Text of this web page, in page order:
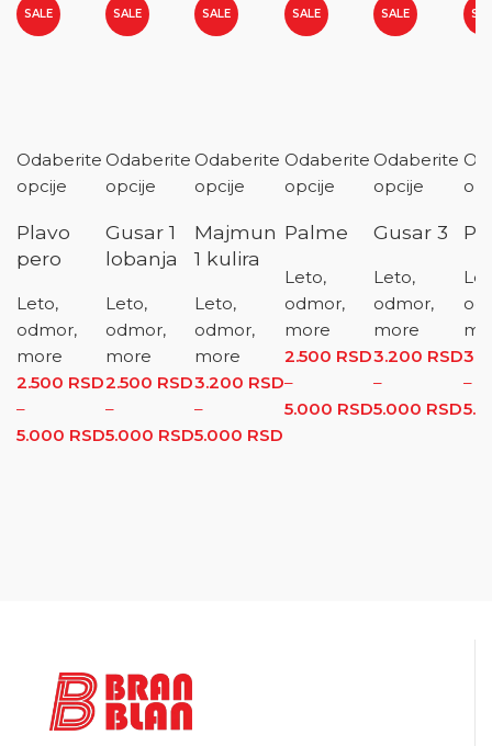
SALE
Odaberite
opcije
Plavo
pero
Leto,
odmor,
more
2.500 RSD
–
5.000 RSDRaspon cena: od 2.500 RSD do 5.000 RSD
SALE
Odaberite
opcije
Gusar 1
lobanja
Leto,
odmor,
more
2.500 RSD
–
5.000 RSDRaspon cena: od 2.500 RSD do
SALE
Odaberite
opcije
Majmun
1 kulira
Leto,
odmor,
more
3.200 RSD
–
5.000 RSD
SALE
Odaberite
opcije
Palme
Leto,
odmor,
more
2.500 RSD
–
5.000 RSDRaspon
SALE
Odaberite
opcije
Gusar 3
Leto,
odmor,
more
3.200 RSD
–
5.000 RSD
–